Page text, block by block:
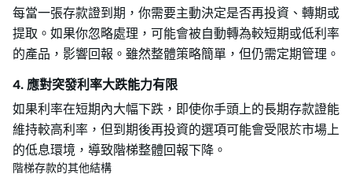
每當一張存款證到期，你需要主動決定是否再投資、轉期或
提取。如果你忽略處理，可能會被自動轉為較短期或低利率
的產品，影響回報。雖然整體策略簡單，但仍需定期管理。
4. 應對突發利率大跌能力有限
如果利率在短期內大幅下跌，即使你手頭上的長期存款證能
維持較高利率，但到期後再投資的選項可能會受限於市場上
的低息環境，導致階梯整體回報下降。
階梯存款的其他結構